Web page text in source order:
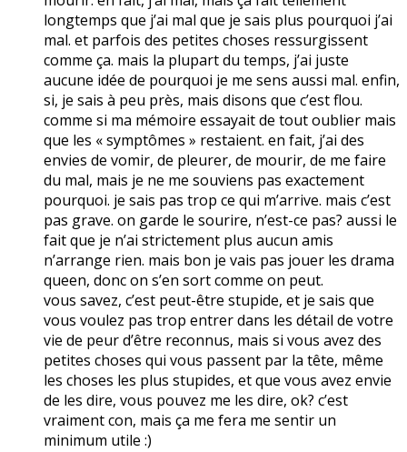
longtemps que j’ai mal que je sais plus pourquoi j’ai
mal. et parfois des petites choses ressurgissent
comme ça. mais la plupart du temps, j’ai juste
aucune idée de pourquoi je me sens aussi mal. enfin,
si, je sais à peu près, mais disons que c’est flou.
comme si ma mémoire essayait de tout oublier mais
que les « symptômes » restaient. en fait, j’ai des
envies de vomir, de pleurer, de mourir, de me faire
du mal, mais je ne me souviens pas exactement
pourquoi. je sais pas trop ce qui m’arrive. mais c’est
pas grave. on garde le sourire, n’est-ce pas? aussi le
fait que je n’ai strictement plus aucun amis
n’arrange rien. mais bon je vais pas jouer les drama
queen, donc on s’en sort comme on peut.
vous savez, c’est peut-être stupide, et je sais que
vous voulez pas trop entrer dans les détail de votre
vie de peur d’être reconnus, mais si vous avez des
petites choses qui vous passent par la tête, même
les choses les plus stupides, et que vous avez envie
de les dire, vous pouvez me les dire, ok? c’est
vraiment con, mais ça me fera me sentir un
minimum utile :)